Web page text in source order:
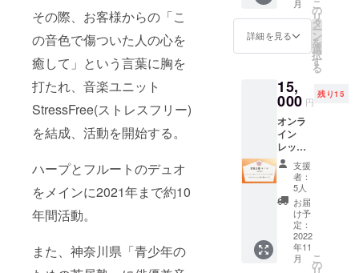
その際、お客様からの「こ
の音色で傷ついた人の心を
癒して」という言葉に胸を
打たれ、音楽ユニット
StressFree(ストレスフリー)
を結成、活動を開始する。
ハープとフルートのデュオ
をメインに2021年まで約10
年間活動。
また、神奈川県「青少年の
い。記
載がな
い場合
載させ
ていた
だきま
す。
※CDと
直筆サ
イン
カード
は郵送
いたし
ます。
備考欄
へご住
所の記
載が必
リンス
２人の
チェキ1
枚 | CD
１枚、
イン
カー
ド、MV
エンド
ロール
にお名
前記載
※備考欄
に「MV
クレ
ジット
の記載
名」と
「お礼
動画で
月
詳細を見る
こ
の
リ
タ
ー
ン
を
選
択
す
る
15,
000 円
残り15
オンラ
イン
レッス
ン30分
(箏or
ハープ)
| CD１
枚、直
筆サイ
ンカー
ド、MV
エンド
支援
者：
5人
お届
け予
定：
2022
年11
月
こ
の